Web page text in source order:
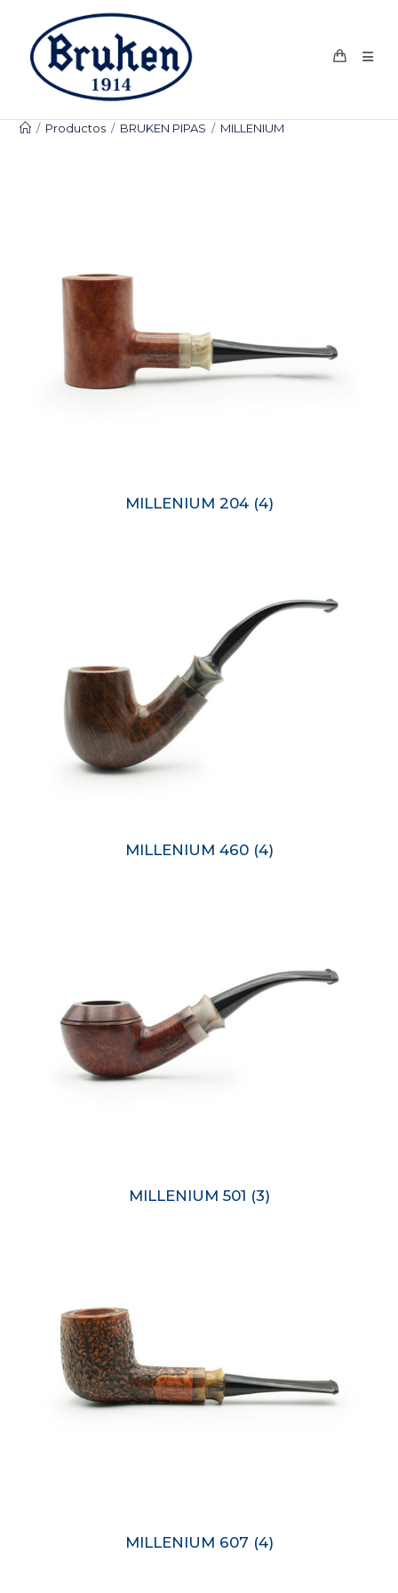
contenido
/ Productos / BRUKEN PIPAS / MILLENIUM
MILLENIUM 204 (4)
MILLENIUM 460 (4)
MILLENIUM 501 (3)
MILLENIUM 607 (4)